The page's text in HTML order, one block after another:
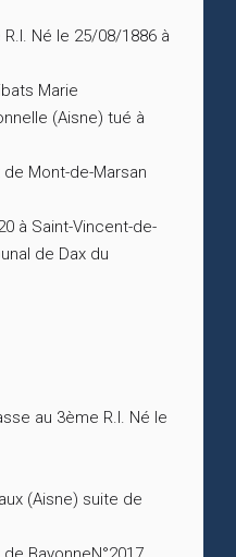
Né le 25/08/1886 à
Marie
(Aisne) tué à
Mont-de-Marsan
à Saint-Vincent-de-
de Dax du
au 3ème R.I. Né le
(Aisne) suite de